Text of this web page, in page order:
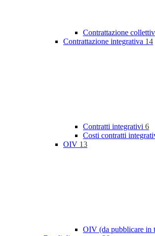
Contrattazione
Contrattazione integrativa 14
Contratti integrativi 6
Costi contratti
OIV 13
OIV (da pubblicare in